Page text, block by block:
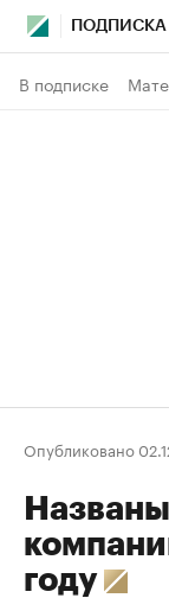
В подписке
Опубликовано
году